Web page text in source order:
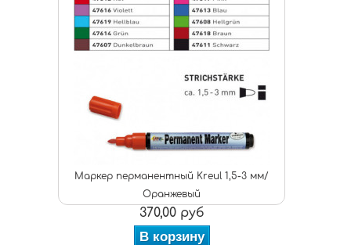
Маркер перманентный Kreul 1,5-3 мм/
Оранжевый
370,00 руб
В корзину